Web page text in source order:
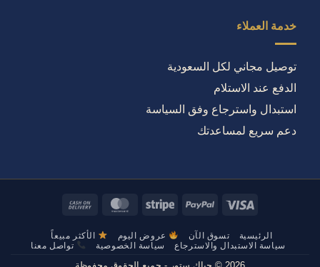
خدمة العملاء
توصيل مجاني لكل السعودية
الدفع عند الاستلام
استبدال واسترجاع وفق السياسة
دعم سريع لمساعدتك
Visa
PayPal
Stripe
MasterCard
Delivery
الرئيسية تسوق الآن عروض اليوم
الأكثر مبيعاً
سياسة الاستبدال والاسترجاع
سياسة الخصوصية تواصل معنا